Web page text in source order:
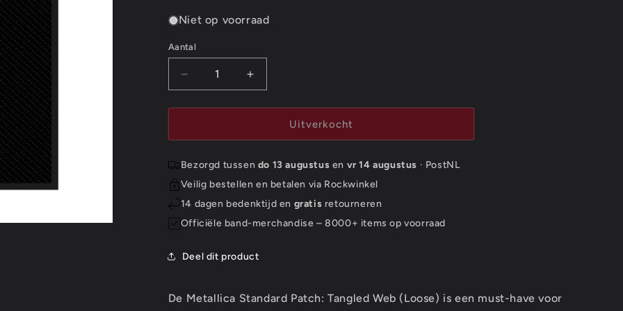
Niet op voorraad
Aantal
Aantal
Aantal
verlagen
voor
Standard
Tangled
Web
(Loose)
Aantal
verhogen
voor
Metallica
Standard
Tangled
Web
(Loose)
Uitverkocht
Bezorgd tussen do 13 augustus en vr 14 augustus · PostNL
Veilig bestellen en betalen via Rockwinkel
14 dagen bedenktijd en gratis retourneren
Officiële band-merchandise – 8000+ items op voorraad
Deel dit product
De Metallica Standard Patch: Tangled Web (Loose) is een must-have voor